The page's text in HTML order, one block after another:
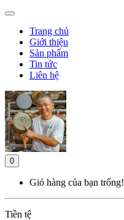
Trang chủ
Giới thiệu
Sản phẩm
Tin tức
Liên hệ
0
Giỏ hàng của bạn trống!
Tiền tệ